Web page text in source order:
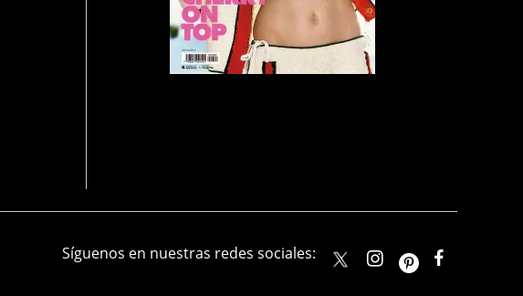
Síguenos en nuestras redes sociales: elle_mexicoellemexico